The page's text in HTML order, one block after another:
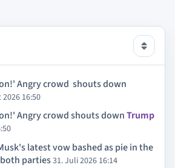
Angry crowd shouts down
16:50
Angry crowd shouts downTrump
latest vow bashed as pie in the
parties31. Juli 2026 16:14